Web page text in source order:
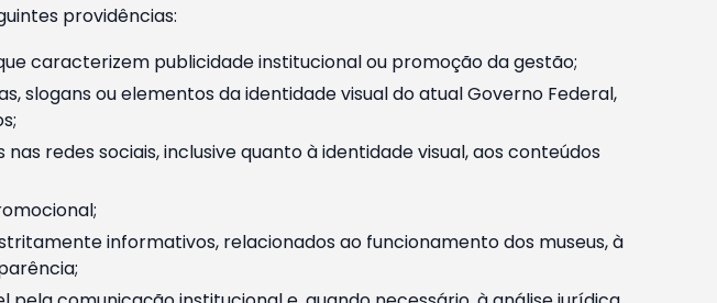
providências:
caracterizem publicidade institucional ou promoção da gestão;
slogans ou elementos da identidade visual do atual Governo Federal,
redes sociais, inclusive quanto à identidade visual, aos conteúdos
informativos, relacionados ao funcionamento dos museus, à